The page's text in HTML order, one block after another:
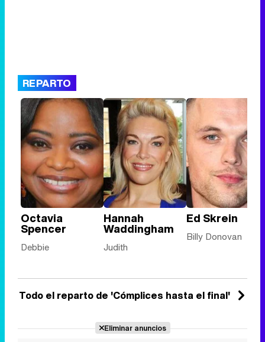
REPARTO
Octavia
Spencer
Debbie
Hannah
Waddingham
Judith
Ed Skrein
Billy Donovan
Todo el reparto de 'Cómplices hasta el final'
Eliminar anuncios